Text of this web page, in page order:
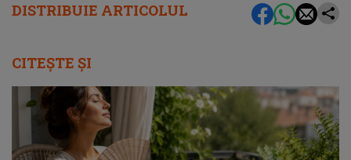
DISTRIBUIE ARTICOLUL
CITEȘTE ȘI